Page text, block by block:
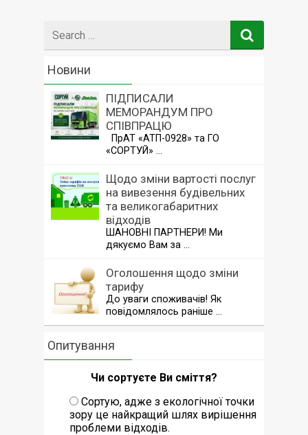
for
Новини
ПІДПИСАЛИ
МЕМОРАНДУМ ПРО
СПІВПРАЦЮ
ПрАТ «АТП-0928» та ГО
«СОРТУЙ» …
Щодо зміни вартості послуг
на вивезення будівельних
та великогабаритних
відходів
ШАНОВНІ ПАРТНЕРИ! Ми
дякуємо Вам за …
Оголошення щодо зміни
тарифу
До уваги споживачів! Як
повідомлялось раніше …
Опитування
Чи сортуєте Ви сміття?
Сортую, адже з екологічної точки
зору це найкращий шлях вирішення
проблеми відходів.